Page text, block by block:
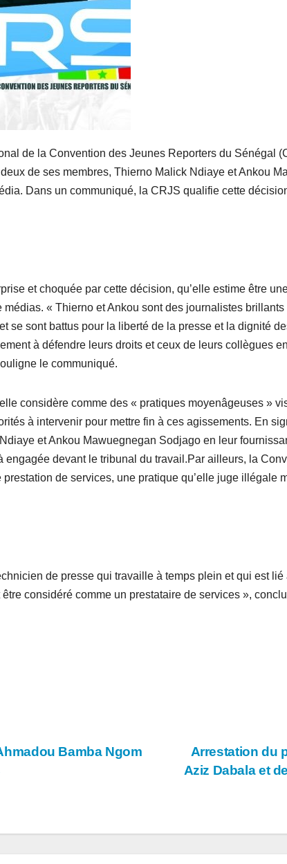
de la Convention des Jeunes Reporters du Sénégal
de ses membres, Thierno Malick Ndiaye et Ankou
Dans un communiqué, la CRJS qualifie cette
et choquée par cette décision, qu’elle estime être
« Thierno et Ankou sont des journalistes
se sont battus pour la liberté de la presse et la dignité
à défendre leurs droits et ceux de leurs collègues
le communiqué.
considère comme des « pratiques moyenâgeuses »
à intervenir pour mettre fin à ces agissements. En
et Ankou Mawuegnegan Sodjago en leur
engagée devant le tribunal du travail.Par ailleurs, la
de services, une pratique qu’elle juge illégale
de presse qui travaille à temps plein et qui est
considéré comme un prestataire de services »,
Arrestation du
Aziz Dabala et
Bamba Ngom